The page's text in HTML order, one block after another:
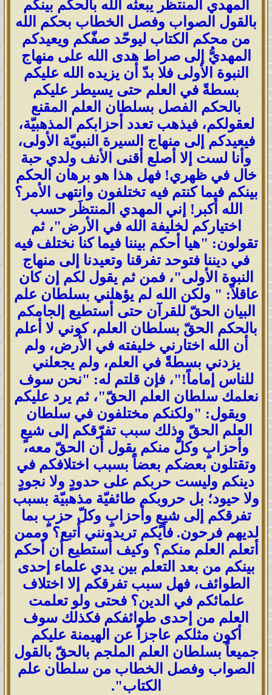
المهدي المنتظَر يبعثه الله بالحكم بينكم
بالقول الصواب وفصل الخطاب بحكم الله
من محكم الكتاب ليوحّد صفّكم ويعيدكم
المهديُّ إلى صراط هدى الله على منهاج
النبوة الأولى فلا بدّ أن يزيده الله عليكم
بسطةً في العلم حتى يسيطر عليكم
بالحكم الفصل بسلطان العلم المقنع
لعقولكم، فيذهب تعدد أحزابكم المذهبيّة،
فيعيدكم إلى منهاج السيرة النبويّة الأولى،
وأنا لست إلا أصلع أقنى الأنف ولدي حبة
خال في ظهري! فهل هذا هو برهان الحكم
بينكم فيما كنتم فيه تختلفون وانتهى الأمر؟
الله أكبر! إني المهدي المنتظَر حسب
اختياركم لخليفة الله في الأرض"، ثم
تقولون: "هيا أحكم بيننا فيما كنا نختلف فيه
في ديننا فتوحد تفرقنا وتعيدنا إلى منهاج
النبوة الأولى"، فمن ثم يقول لكم إن كان
عاقلاً: " ولكن الله لم يؤهلني بسلطان علم
البيان الحقّ للقرآن حتى أستطيع إلجامكم
بالحكم الحقّ بسلطان العلم، كوني لا أعلم
أن الله اختارني خليفته في الأرض، ولم
يزدني بسطةً في العلم، ولم يجعلني
للناس إماماً!"، فإن قلتم له: "نحن سوف
نعلمك سلطان العلم الحقّ"، ثم يرد عليكم
ويقول: "ولكنكم مختلفون في سلطان
العلم الحقّ وذلك سبب تفرّقكم إلى شيعٍ
وأحزابٍ وكلّ منكم يقول أن الحقّ معه،
وتقتلون بعضكم بعضاً بسبب اختلافكم في
دينكم وليست حربكم على حدودٍ ولا نجودٍ
ولا حيود؛ بل حروبكم طائفيّة مذهبيّة بسبب
تفرقكم إلى شيعٍ وأحزابٍ وكلّ حزبٍ بما
لديهم فرحون. فأيكم تريدونني أتبع؟ وممن
أتعلم العلم منكم؟ وكيف أستطيع أن أحكم
بينكم من بعد التعلم بين يدي علماء إحدى
الطوائف، فهل سبب تفرقكم إلا اختلاف
علمائكم في الدين؟ فحتى ولو تعلمت
العلم من إحدى طوائفكم فكذلك سوف
أكون مثلكم عاجزاً عن الهيمنة عليكم
جميعاً بسلطان العلم الملجم بالحقّ بالقول
الصواب وفصل الخطاب من سلطان علم
الكتاب".